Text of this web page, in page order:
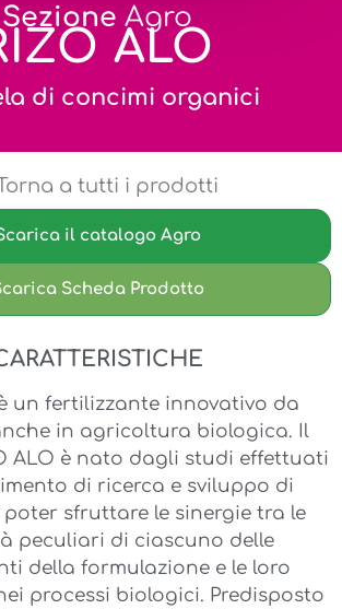
Sezione Agro
ALO
di concimi organici
a tutti i prodotti
il catalogo Agro
Scheda Prodotto
è un fertilizzante innovativo da
in agricoltura biologica. Il
ALO è nato dagli studi effettuati
di ricerca e sviluppo di
poter sfruttare le sinergie tra le
peculiari di ciascuno delle
della formulazione e le loro
processi biologici. Predisposto